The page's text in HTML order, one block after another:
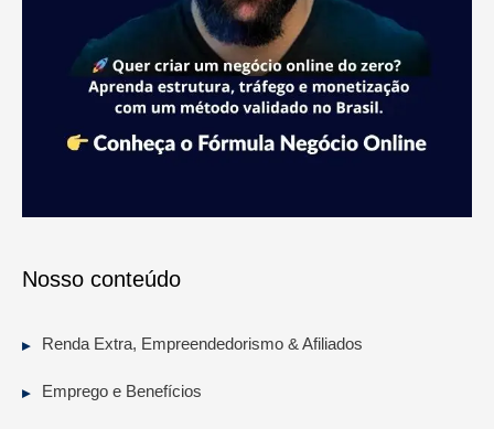
Nosso conteúdo
Renda Extra, Empreendedorismo & Afiliados
Emprego e Benefícios